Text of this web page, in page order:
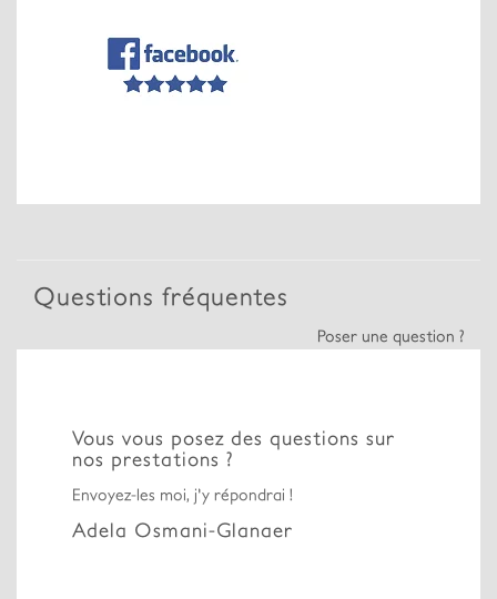
Questions fréquentes
Poser une question ?
Vous vous posez des questions sur
nos prestations ?
Envoyez-les moi, j'y répondrai !
Adela Osmani-Glanaer